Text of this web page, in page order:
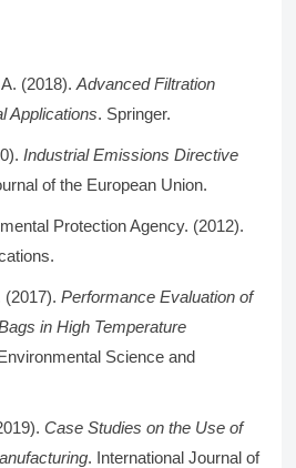
(2018).Advanced Filtration
Applications. Springer.
Industrial Emissions Directive
of the European Union.
Protection Agency. (2012).
(2017).Performance Evaluation of
in High Temperature
Science and
Case Studies on the Use of
. International Journal of